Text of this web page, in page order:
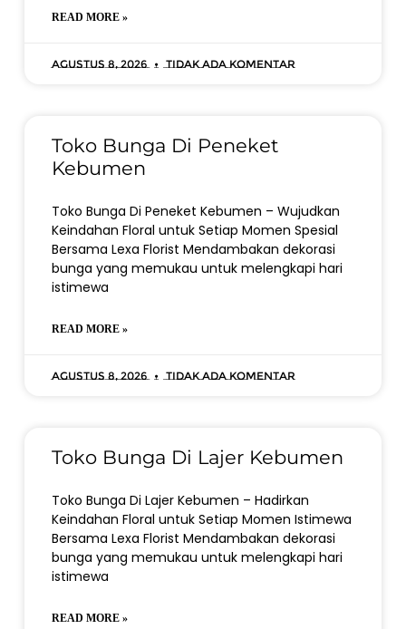
READ MORE »
Agustus 8, 2026 Tidak ada komentar
Toko Bunga Di Peneket
Kebumen
Toko Bunga Di Peneket Kebumen – Wujudkan
Keindahan Floral untuk Setiap Momen Spesial
Bersama Lexa Florist Mendambakan dekorasi
bunga yang memukau untuk melengkapi hari
istimewa
READ MORE »
Agustus 8, 2026 Tidak ada komentar
Toko Bunga Di Lajer Kebumen
Toko Bunga Di Lajer Kebumen – Hadirkan
Keindahan Floral untuk Setiap Momen Istimewa
Bersama Lexa Florist Mendambakan dekorasi
bunga yang memukau untuk melengkapi hari
istimewa
READ MORE »